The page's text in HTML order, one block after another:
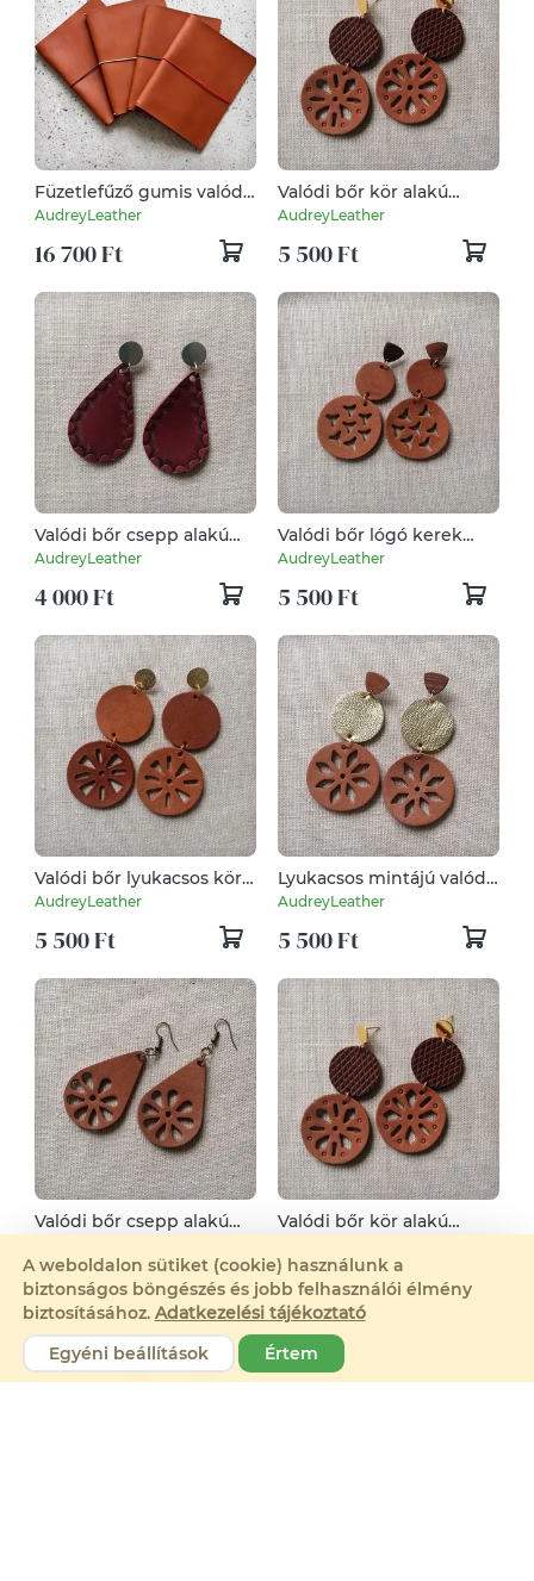
Füzetlefűző gumis valódi
bőr mappa (A5méret)
barna
AudreyLeather
16 700 Ft
Valódi bőr kör alakú
fülbevaló
AudreyLeather
5 500 Ft
Valódi bőr csepp alakú
fülbevaló
AudreyLeather
4 000 Ft
Valódi bőr lógó kerek
fülbevaló
AudreyLeather
5 500 Ft
Valódi bőr lyukacsos kör
fülbevaló
AudreyLeather
5 500 Ft
Lyukacsos mintájú valódi
bőr fülbevaló
AudreyLeather
5 500 Ft
Valódi bőr csepp alakú
fülbevaló
4 000 Ft
Valódi bőr kör alakú
fülbevaló
5 500 Ft
A weboldalon sütiket (cookie) használunk a
biztonságos böngészés és jobb felhasználói élmény
biztosításához. Adatkezelési tájékoztató
Egyéni beállítások
Értem